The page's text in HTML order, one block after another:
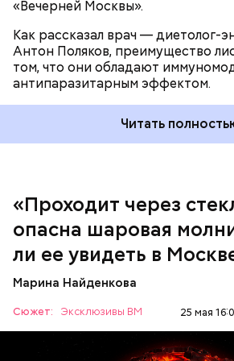
«Вечерней Москвы».
Как рассказал врач — диетолог-
Антон Поляков, преимущество
том, что они обладают
антипаразитарным эффектом.
Читать
«Проходит через
опасна шаровая
ли ее увидеть в
Марина Найденкова
Сюжет: Эксклюзивы ВМ 25 мая
Среднее время жизни молнии
средней) около 30 секунд.
и до нескольких минут, отметил
— Ситуацию в целом перенес
крепких и сильных? Знали только
Нагасаки. С подобным сами не
«Грязная»
жизнь в
В Припяти он проработал восемь
задачу входило измерение
воздухе. Кроме того, Макеев
эвакуации населения из города,
мнению, нужно было делать